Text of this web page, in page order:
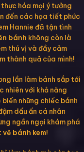
hóa mọi ý tưởng
đến các họa tiết phức
Hannie đã tận tình
bánh không còn là
thú vị và đầy cảm
thành quả của mình!
lần làm bánh sắp tới
nhiên với khả năng
những chiếc bánh
dấu ấn cá nhân
ngần ngại khám phá
vẽ bánh kem!